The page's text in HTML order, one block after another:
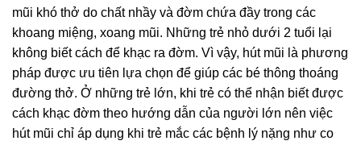
mũi khó thở do chất nhầy và đờm chứa đầy trong các
khoang miệng, xoang mũi. Những trẻ nhỏ dưới 2 tuổi lại
không biết cách để khạc ra đờm. Vì vậy, hút mũi là phương
pháp được ưu tiên lựa chọn để giúp các bé thông thoáng
đường thở. Ở những trẻ lớn, khi trẻ có thể nhận biết được
cách khạc đờm theo hướng dẫn của người lớn nên việc
hút mũi chỉ áp dụng khi trẻ mắc các bệnh lý nặng như co